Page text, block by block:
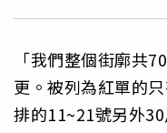
「我們整個街廓共
更。被列為紅單的
排的11~21號另外